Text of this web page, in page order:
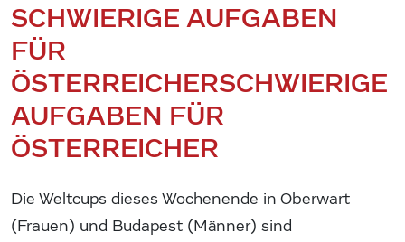
SCHWIERIGE AUFGABEN
FÜR
ÖSTERREICHERSCHWIERIGE
AUFGABEN FÜR
ÖSTERREICHER
Die Weltcups dieses Wochenende in Oberwart
(Frauen) und Budapest (Männer) sind